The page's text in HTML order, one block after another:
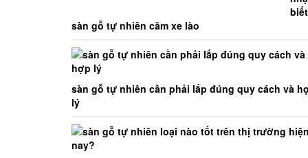
biết
sàn gỗ tự nhiên căm xe lào
sàn gỗ tự nhiên cần phải lắp đúng quy cách và
lý